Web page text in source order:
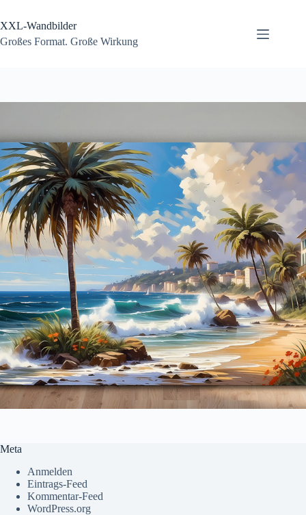
springen
XXL-Wandbilder
Großes Format. Große Wirkung
Meta
Anmelden
Eintrags-Feed
Kommentar-Feed
WordPress.org